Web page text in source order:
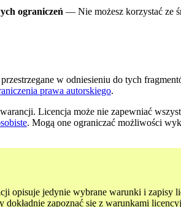
ograniczeń — Nie możesz korzystać ze
w odniesieniu do tych
prawa autorskiego.
Licencja może nie zapewniać
. Mogą one ograniczać możliwości
opisuje jedynie wybrane warunki i zapisy
dokładnie zapoznać się z warunkami